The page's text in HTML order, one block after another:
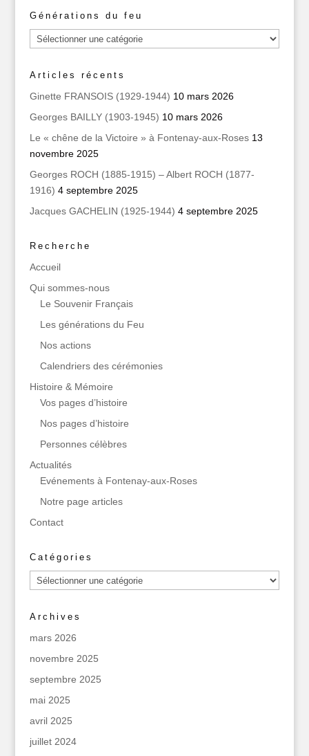
Générations du feu
Générations
du
Articles récents
Ginette FRANSOIS (1929-1944) 10 mars 2026
Georges BAILLY (1903-1945) 10 mars 2026
Le « chêne de la Victoire » à Fontenay-aux-Roses 13
novembre 2025
Georges ROCH (1885-1915) – Albert ROCH (1877-
1916) 4 septembre 2025
Jacques GACHELIN (1925-1944) 4 septembre 2025
Recherche
Accueil
Qui sommes‑nous
Le Souvenir Français
Les générations du Feu
Nos actions
Calendriers des cérémonies
Histoire & Mémoire
Vos pages d’histoire
Nos pages d’histoire
Personnes célèbres
Actualités
Evénements à Fontenay-aux-Roses
Notre page articles
Contact
Catégories
Catégories
Archives
mars 2026
novembre 2025
septembre 2025
mai 2025
avril 2025
juillet 2024